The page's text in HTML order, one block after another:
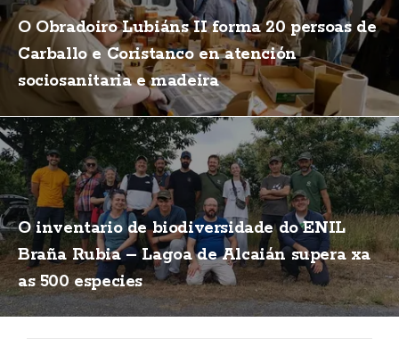
O Obradoiro Lubiáns II forma 20 persoas de
Carballo e Coristanco en atención
sociosanitaria e madeira
O inventario de biodiversidade do ENIL
Braña Rubia – Lagoa de Alcaián supera xa
as 500 especies